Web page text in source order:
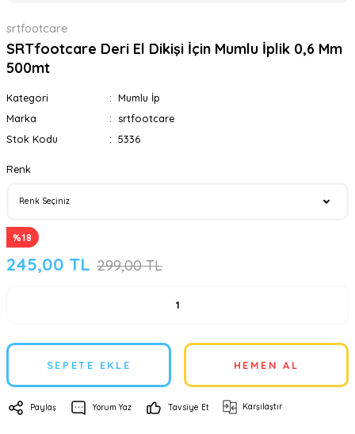
srtfootcare
SRTfootcare Deri El Dikişi İçin Mumlu İplik 0,6 Mm
500mt
Kategori
Mumlu İp
Marka
srtfootcare
Stok Kodu
5336
Renk
%18
245,00 TL 299,00 TL
SEPETE EKLE HEMEN AL
Paylaş Yorum Yaz Tavsiye Et Karşılaştır